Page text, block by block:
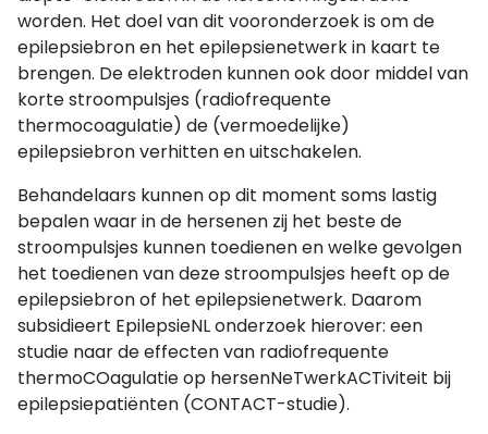
worden. Het doel van dit vooronderzoek is om de
epilepsiebron en het epilepsienetwerk in kaart te
brengen. De elektroden kunnen ook door middel van
korte stroompulsjes (radiofrequente
thermocoagulatie) de (vermoedelijke)
epilepsiebron verhitten en uitschakelen.
Behandelaars kunnen op dit moment soms lastig
bepalen waar in de hersenen zij het beste de
stroompulsjes kunnen toedienen en welke gevolgen
het toedienen van deze stroompulsjes heeft op de
epilepsiebron of het epilepsienetwerk. Daarom
subsidieert EpilepsieNL onderzoek hierover: een
studie naar de effecten van radiofrequente
thermoCOagulatie op hersenNeTwerkACTiviteit bij
epilepsiepatiënten (CONTACT-studie).